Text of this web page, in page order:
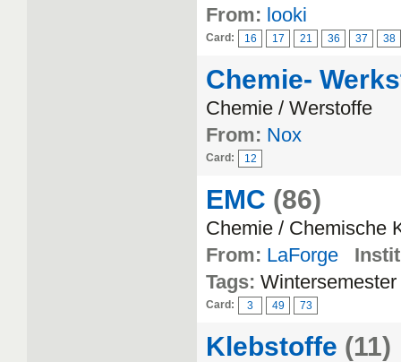
From: looki
Card: 16 17 21 36 37 38
Chemie-
Chemie / Werstoffe
From: Nox
Card: 12
EMC (86)
Chemie / Chemische
From: LaForge
Tags:
Card: 3 49 73
Klebstoffe (11)